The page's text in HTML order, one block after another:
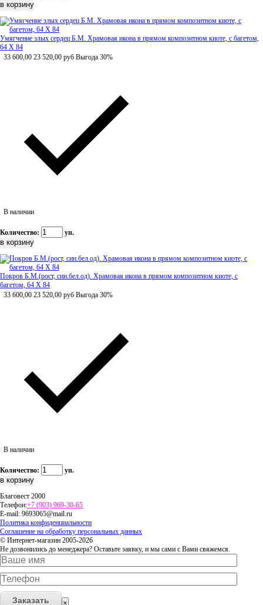
Умягчение злых сердец Б.М. Храмовая икона в прямом композитном киоте, с багетом,
64 Х 84
33 600,00 23 520,00 руб Выгода 30%
В наличии
Количество: уп.
Покров Б.М.(рост, син.бел.од). Храмовая икона в прямом композитном киоте, с
багетом, 64 Х 84
33 600,00 23 520,00 руб Выгода 30%
В наличии
Количество: уп.
Благовест 2000
Телефон:+7 (903) 969-30-65
E-mail: 9693065@mail.ru
Политика конфиденциальности
Соглашение на обработку персональных данных
© Интернет-магазин 2005-2026
Не дозвонились до менеджера? Оставьте заявку, и мы сами с Вами свяжемся.
Заказать ×